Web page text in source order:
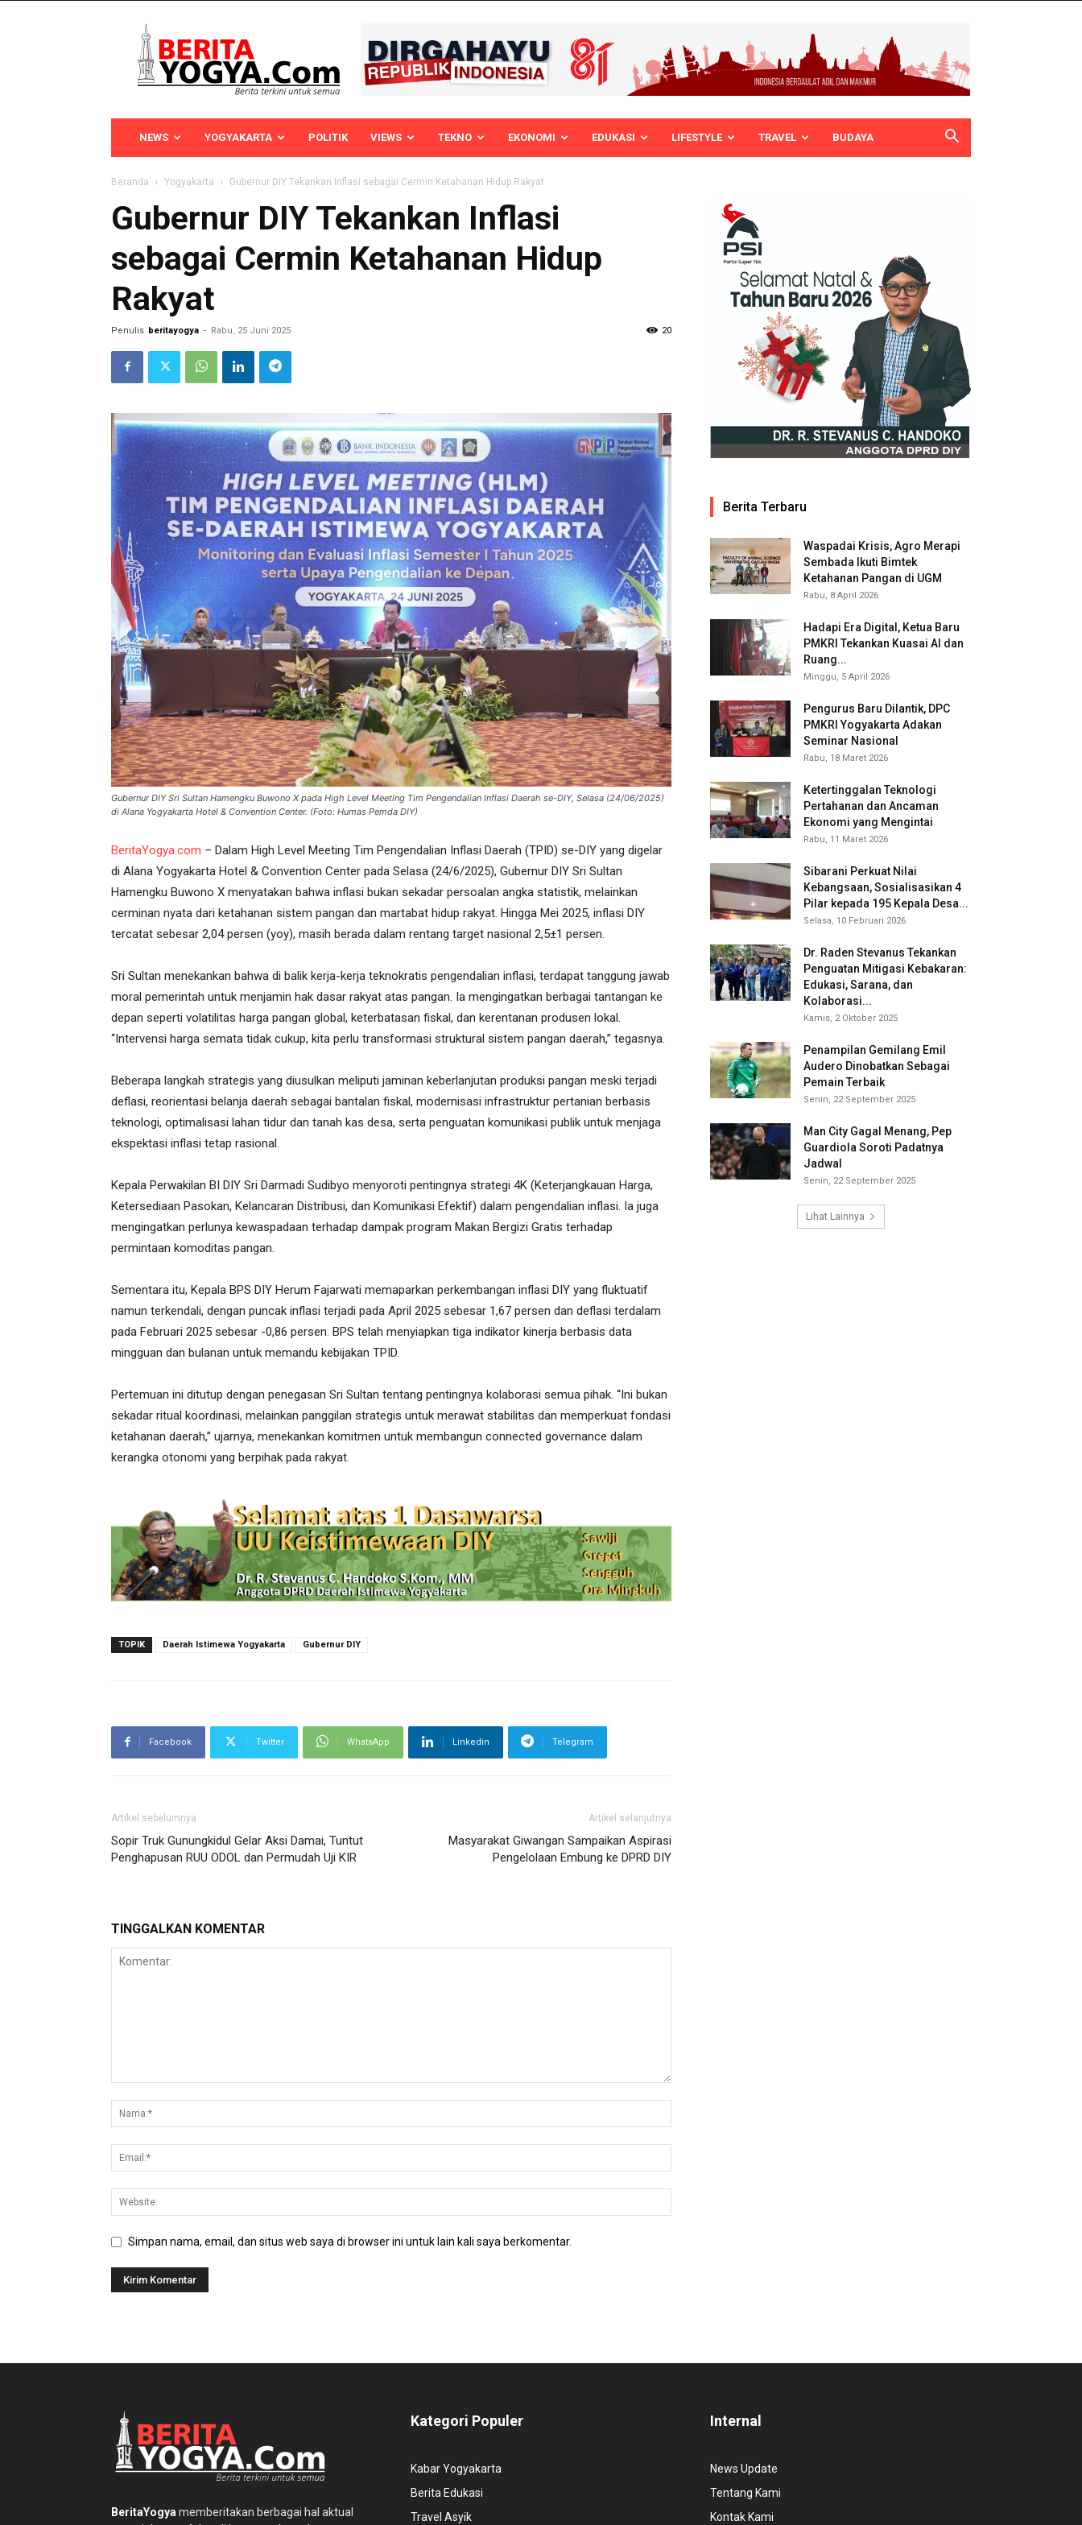
Yogya
NEWS YOGYAKARTA POLITIK VIEWS TEKNO EKONOMI EDUKASI LIFESTYLE TRAVEL BUDAYA
Beranda Yogyakarta Gubernur DIY Tekankan Inflasi sebagai Cermin Ketahanan Hidup Rakyat
Gubernur DIY Tekankan Inflasi
sebagai Cermin Ketahanan Hidup
Rakyat
Penulis beritayogya - Rabu, 25 Juni 2025 20
Gubernur DIY Sri Sultan Hamengku Buwono X pada High Level Meeting Tim Pengendalian Inflasi Daerah se-DIY, Selasa (24/06/2025)
di Alana Yogyakarta Hotel & Convention Center. (Foto: Humas Pemda DIY)
BeritaYogya.com – Dalam High Level Meeting Tim Pengendalian Inflasi Daerah (TPID) se-DIY yang digelar
di Alana Yogyakarta Hotel & Convention Center pada Selasa (24/6/2025), Gubernur DIY Sri Sultan
Hamengku Buwono X menyatakan bahwa inflasi bukan sekadar persoalan angka statistik, melainkan
cerminan nyata dari ketahanan sistem pangan dan martabat hidup rakyat. Hingga Mei 2025, inflasi DIY
tercatat sebesar 2,04 persen (yoy), masih berada dalam rentang target nasional 2,5±1 persen.
Sri Sultan menekankan bahwa di balik kerja-kerja teknokratis pengendalian inflasi, terdapat tanggung jawab
moral pemerintah untuk menjamin hak dasar rakyat atas pangan. Ia mengingatkan berbagai tantangan ke
depan seperti volatilitas harga pangan global, keterbatasan fiskal, dan kerentanan produsen lokal.
“Intervensi harga semata tidak cukup, kita perlu transformasi struktural sistem pangan daerah,” tegasnya.
Beberapa langkah strategis yang diusulkan meliputi jaminan keberlanjutan produksi pangan meski terjadi
deflasi, reorientasi belanja daerah sebagai bantalan fiskal, modernisasi infrastruktur pertanian berbasis
teknologi, optimalisasi lahan tidur dan tanah kas desa, serta penguatan komunikasi publik untuk menjaga
ekspektasi inflasi tetap rasional.
Kepala Perwakilan BI DIY Sri Darmadi Sudibyo menyoroti pentingnya strategi 4K (Keterjangkauan Harga,
Ketersediaan Pasokan, Kelancaran Distribusi, dan Komunikasi Efektif) dalam pengendalian inflasi. Ia juga
mengingatkan perlunya kewaspadaan terhadap dampak program Makan Bergizi Gratis terhadap
permintaan komoditas pangan.
Sementara itu, Kepala BPS DIY Herum Fajarwati memaparkan perkembangan inflasi DIY yang fluktuatif
namun terkendali, dengan puncak inflasi terjadi pada April 2025 sebesar 1,67 persen dan deflasi terdalam
pada Februari 2025 sebesar -0,86 persen. BPS telah menyiapkan tiga indikator kinerja berbasis data
mingguan dan bulanan untuk memandu kebijakan TPID.
Pertemuan ini ditutup dengan penegasan Sri Sultan tentang pentingnya kolaborasi semua pihak. “Ini bukan
sekadar ritual koordinasi, melainkan panggilan strategis untuk merawat stabilitas dan memperkuat fondasi
ketahanan daerah,” ujarnya, menekankan komitmen untuk membangun connected governance dalam
kerangka otonomi yang berpihak pada rakyat.
TOPIK Daerah Istimewa Yogyakarta Gubernur DIY
Facebook Twitter WhatsApp Linkedin Telegram
Artikel sebelumnya
Sopir Truk Gunungkidul Gelar Aksi Damai, Tuntut
Penghapusan RUU ODOL dan Permudah Uji KIR
Artikel selanjutnya
Masyarakat Giwangan Sampaikan Aspirasi
Pengelolaan Embung ke DPRD DIY
TINGGALKAN KOMENTAR
Simpan nama, email, dan situs web saya di browser ini untuk lain kali saya berkomentar.
Berita Terbaru
Waspadai Krisis, Agro Merapi
Sembada Ikuti Bimtek
Ketahanan Pangan di UGM
Rabu, 8 April 2026
Hadapi Era Digital, Ketua Baru
PMKRI Tekankan Kuasai AI dan
Ruang...
Minggu, 5 April 2026
Pengurus Baru Dilantik, DPC
PMKRI Yogyakarta Adakan
Seminar Nasional
Rabu, 18 Maret 2026
Ketertinggalan Teknologi
Pertahanan dan Ancaman
Ekonomi yang Mengintai
Rabu, 11 Maret 2026
Sibarani Perkuat Nilai
Kebangsaan, Sosialisasikan 4
Pilar kepada 195 Kepala Desa...
Selasa, 10 Februari 2026
Dr. Raden Stevanus Tekankan
Penguatan Mitigasi Kebakaran:
Edukasi, Sarana, dan
Kolaborasi...
Kamis, 2 Oktober 2025
Penampilan Gemilang Emil
Audero Dinobatkan Sebagai
Pemain Terbaik
Senin, 22 September 2025
Man City Gagal Menang, Pep
Guardiola Soroti Padatnya
Jadwal
Senin, 22 September 2025
Lihat Lainnya
BeritaYogya memberitakan berbagai hal aktual
Kategori Populer
Kabar Yogyakarta
Berita Edukasi
Travel Asyik
Internal
News Update
Tentang Kami
Kontak Kami